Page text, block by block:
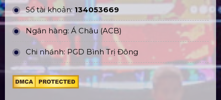
Số tài khoản:134053669
Ngân hàng: Á Châu (ACB)
Chi nhánh: PGD Bình Trị Đông